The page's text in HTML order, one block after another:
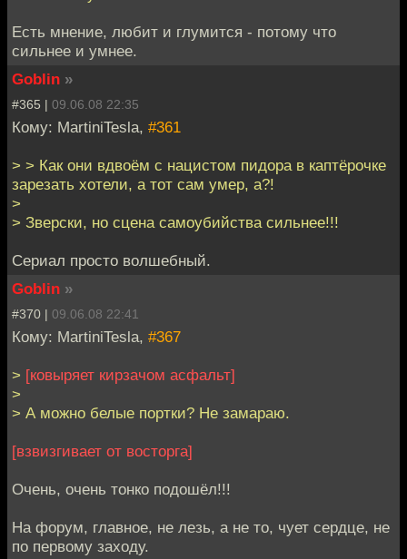
Есть мнение, любит и глумится - потому что
сильнее и умнее.
Goblin »
#365 | 09.06.08 22:35
Кому: MartiniTesla, #361
> > Как они вдвоём с нацистом пидора в каптёрочке
зарезать хотели, а тот сам умер, а?!
>
> Зверски, но сцена самоубийства сильнее!!!
Сериал просто волшебный.
Goblin »
#370 | 09.06.08 22:41
Кому: MartiniTesla, #367
> [ковыряет кирзачом асфальт]
>
> А можно белые портки? Не замараю.
[взвизгивает от восторга]
Очень, очень тонко подошёл!!!
На форум, главное, не лезь, а не то, чует сердце, не
по первому заходу.